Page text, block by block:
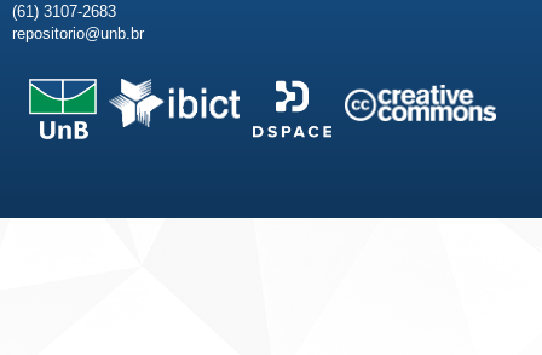
(61) 3107-2683
repositorio@unb.br